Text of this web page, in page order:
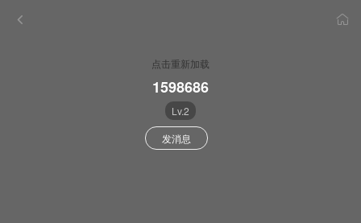
点击重新加载
1598686
Lv.2
发消息